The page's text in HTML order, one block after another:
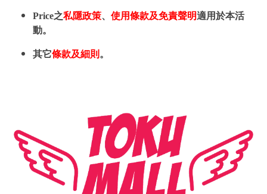
Price之私隱政策、 使用條款及免責聲明適用於本活
動。
其它條款及細則 。